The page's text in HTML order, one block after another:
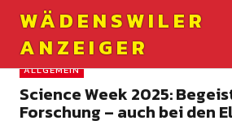
WÄDENSWILER
ANZEIGER
ALLGEMEIN
Science Week 2025:
Forschung – auch bei den